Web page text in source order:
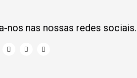
nos nas nossas redes sociais.